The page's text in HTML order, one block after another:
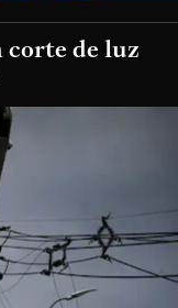
corte de luz